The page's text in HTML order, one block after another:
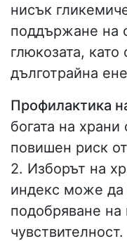
нисък
поддържане на
глюкозата, като
дълготрайна
Профилактика
богата на
повишен риск
2. Изборът на
индекс може да
подобряване на
чувствителност.